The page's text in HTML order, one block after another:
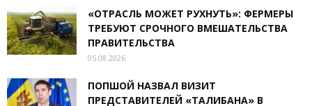
«ОТРАСЛЬ МОЖЕТ РУХНУТЬ»: ФЕРМЕРЫ
ТРЕБУЮТ СРОЧНОГО ВМЕШАТЕЛЬСТВА
ПРАВИТЕЛЬСТВА
05.08.2026
ПОПШОЙ НАЗВАЛ ВИЗИТ
ПРЕДСТАВИТЕЛЕЙ «ТАЛИБАНА» В